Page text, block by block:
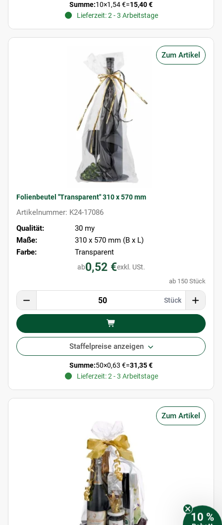
Summe:10×1,54 €=15,40 €
Lieferzeit: 2 - 3 Arbeitstage
Zum Artikel
Folienbeutel "Transparent" 310 x 570 mm
Artikelnummer: K24-17086
Qualität:
30 my
Maße:
310 x 570 mm (B x L)
Farbe:
Transparent
ab0,52 €exkl. USt.
ab 150 Stück
Stück
Staffelpreise anzeigen
Summe:50×0,63 €=31,35 €
Lieferzeit: 2 - 3 Arbeitstage
Zum Artikel
10 %